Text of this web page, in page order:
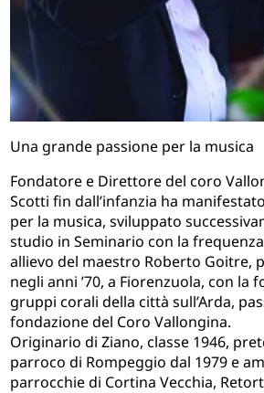
Una grande passione per la musica
Fondatore e Direttore del coro
Scotti fin dall’infanzia ha
per la musica, sviluppato
studio in Seminario con la
allievo del maestro Roberto Goitre,
negli anni ’70, a Fiorenzuola, con la
gruppi corali della città sull’Arda,
fondazione del Coro Vallongina.
Originario di Ziano, classe 1946,
parroco di Rompeggio dal 1979 e
parrocchie di Cortina Vecchia,